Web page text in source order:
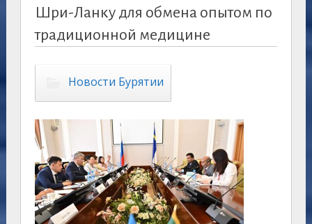
Шри-Ланку для обмена опытом по
традиционной медицине
Новости Бурятии